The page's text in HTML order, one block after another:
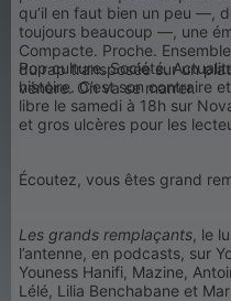
qu’il en faut bien un peu —,
toujours beaucoup —, une
Compacte. Proche.
du rap transposée sur un
vénère. On va se marrer.
Pop culture. Société.
histoire. C’est son contraire
libre le samedi à 18h sur
et gros ulcères pour les
Écoutez, vous êtes grand
Les grands remplaçants, le
l’antenne, en podcasts, sur
Youness Hanifi, Mazine,
Lélé, Lilia Benchabane et